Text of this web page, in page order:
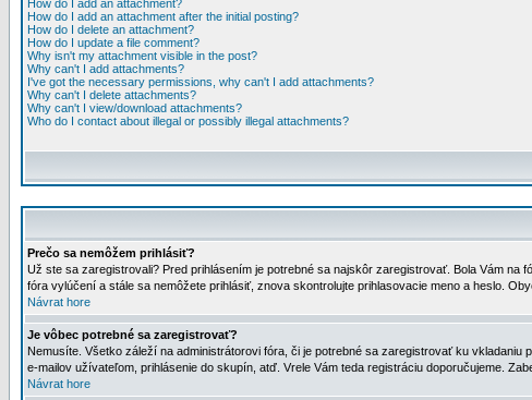
How do I add an attachment?
How do I add an attachment after the initial posting?
How do I delete an attachment?
How do I update a file comment?
Why isn't my attachment visible in the post?
Why can't I add attachments?
I've got the necessary permissions, why can't I add attachments?
Why can't I delete attachments?
Why can't I view/download attachments?
Who do I contact about illegal or possibly illegal attachments?
Prečo sa nemôžem prihlásiť?
Už ste sa zaregistrovali? Pred prihlásením je potrebné sa najskôr zaregistrovať. Bola Vám
fóra vylúčení a stále sa nemôžete prihlásiť, znova skontrolujte prihlasovacie meno a heslo.
Návrat hore
Je vôbec potrebné sa zaregistrovať?
Nemusíte. Všetko záleží na administrátorovi fóra, či je potrebné sa zaregistrovať ku
e-mailov užívateľom, prihlásenie do skupín, atď. Vrele Vám teda registráciu doporučujeme.
Návrat hore